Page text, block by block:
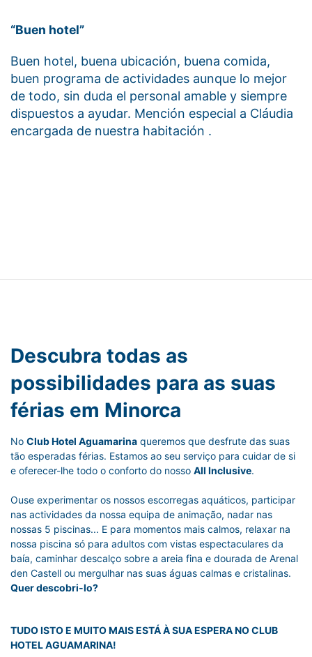
“Buen hotel”
Buen hotel, buena ubicación, buena comida,
buen programa de actividades aunque lo mejor
de todo, sin duda el personal amable y siempre
dispuestos a ayudar. Mención especial a Cláudia
encargada de nuestra habitación .
Descubra todas as
possibilidades para as suas
férias em Minorca
No Club Hotel Aguamarina queremos que desfrute das suas
tão esperadas férias. Estamos ao seu serviço para cuidar de si
e oferecer-lhe todo o conforto do nosso All Inclusive.
Ouse experimentar os nossos escorregas aquáticos, participar
nas actividades da nossa equipa de animação, nadar nas
nossas 5 piscinas... E para momentos mais calmos, relaxar na
nossa piscina só para adultos com vistas espectaculares da
baía, caminhar descalço sobre a areia fina e dourada de Arenal
den Castell ou mergulhar nas suas águas calmas e cristalinas.
Quer descobri-lo?
TUDO ISTO E MUITO MAIS ESTÁ À SUA ESPERA NO CLUB
HOTEL AGUAMARINA!